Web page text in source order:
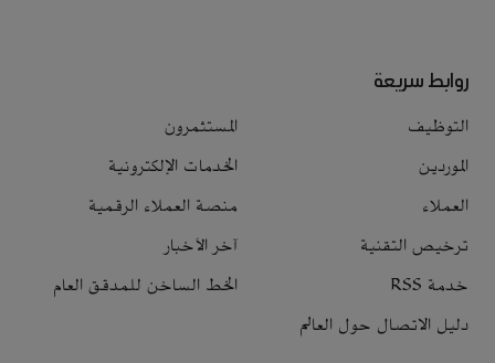
روابط سريعة
التوظيف
المستثمرون
الموردين
الخدمات الإلكترونية
العملاء
منصة العملاء الرقمية
ترخيص التقنية
آخر الأخبار
خدمة RSS
الخط الساخن للمدقق العام
دليل الاتصال حول العالم